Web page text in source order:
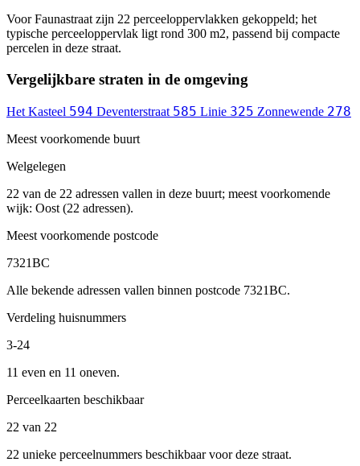
Voor Faunastraat zijn 22 perceeloppervlakken gekoppeld; het
typische perceeloppervlak ligt rond 300 m2, passend bij compacte
percelen in deze straat.
Vergelijkbare straten in de omgeving
Het Kasteel 594 Deventerstraat 585 Linie 325 Zonnewende 278
Meest voorkomende buurt
Welgelegen
22 van de 22 adressen vallen in deze buurt; meest voorkomende
wijk: Oost (22 adressen).
Meest voorkomende postcode
7321BC
Alle bekende adressen vallen binnen postcode 7321BC.
Verdeling huisnummers
3-24
11 even en 11 oneven.
Perceelkaarten beschikbaar
22 van 22
22 unieke perceelnummers beschikbaar voor deze straat.